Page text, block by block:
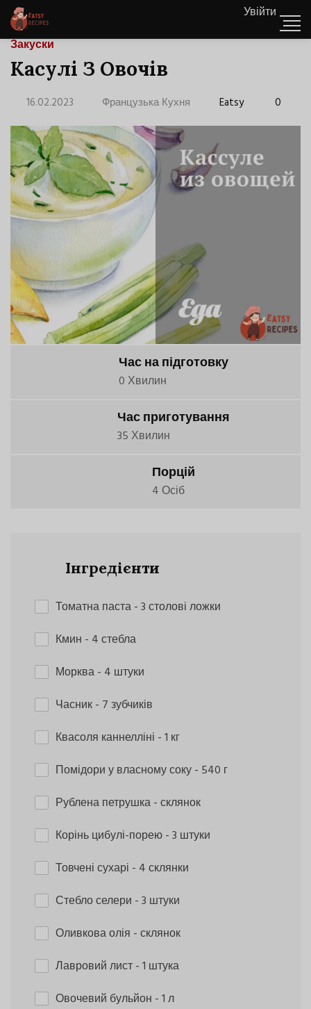
Увійти
Закуски
Касулі З Овочів
16.02.2023 Французька Кухня Eatsy 0
Час на підготовку
0 Хвилин
Час приготування
35 Хвилин
Порцій
4 Осіб
Інгредієнти
Томатна паста- 3 столові ложки
Кмин - 4 стебла
Морква- 4 штуки
Часник- 7 зубчиків
Квасоля каннелліні - 1 кг
Помідори у власному соку- 540 г
Рублена петрушка- склянок
Корінь цибулі-порею- 3 штуки
Товчені сухарі - 4 склянки
Стебло селери - 3 штуки
Оливкова олія - склянок
Лавровий лист- 1 штука
Овочевий бульйон - 1 л